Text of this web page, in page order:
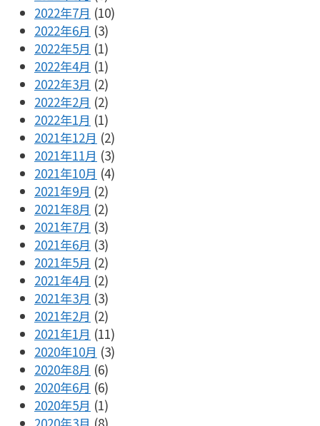
2022年7月 (10)
2022年6月 (3)
2022年5月 (1)
2022年4月 (1)
2022年3月 (2)
2022年2月 (2)
2022年1月 (1)
2021年12月 (2)
2021年11月 (3)
2021年10月 (4)
2021年9月 (2)
2021年8月 (2)
2021年7月 (3)
2021年6月 (3)
2021年5月 (2)
2021年4月 (2)
2021年3月 (3)
2021年2月 (2)
2021年1月 (11)
2020年10月 (3)
2020年8月 (6)
2020年6月 (6)
2020年5月 (1)